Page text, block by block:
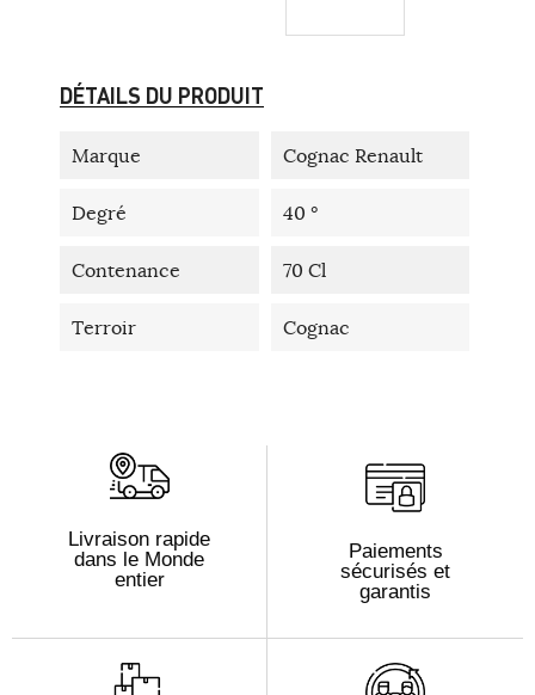
DÉTAILS DU PRODUIT
Marque Cognac Renault
Degré 40 °
Contenance 70 Cl
Terroir Cognac
Livraison rapide
dans le Monde
entier
Paiements
sécurisés et
garantis